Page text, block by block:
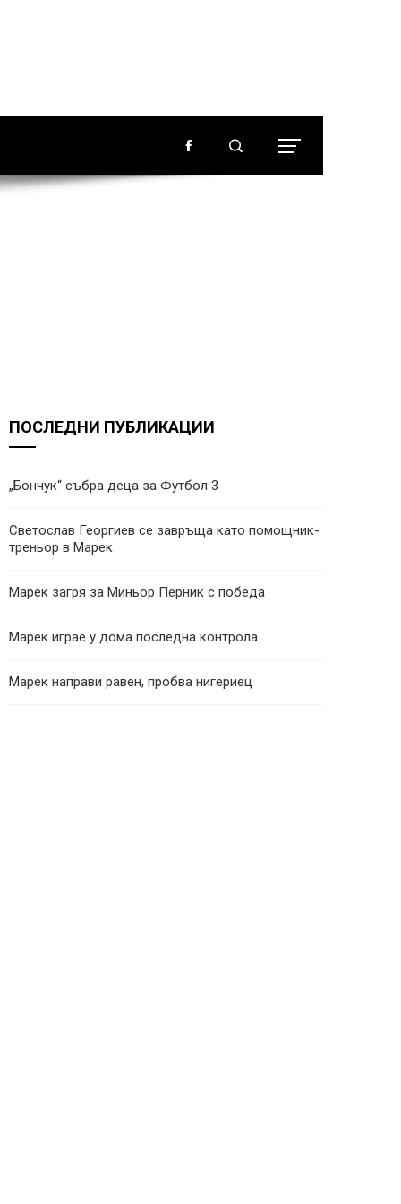
ПОСЛЕДНИ ПУБЛИКАЦИИ
„Бончук“ събра деца за Футбол 3
Светослав Георгиев се завръща като помощник-
треньор в Марек
Марек загря за Миньор Перник с победа
Марек играе у дома последна контрола
Марек направи равен, пробва нигериец